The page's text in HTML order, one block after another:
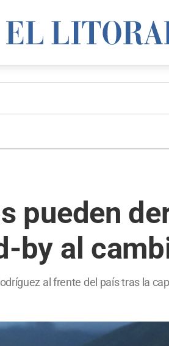
pueden
by al
al frente del país tras la